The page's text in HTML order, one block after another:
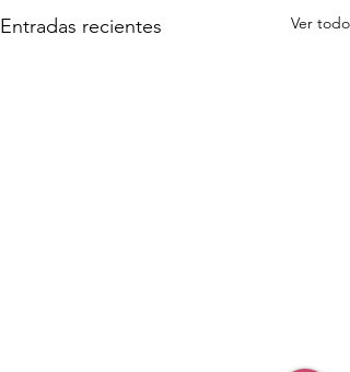
Entradas recientes Ver todo